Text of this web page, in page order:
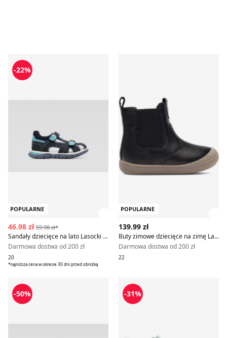
Sandały dziecięce na lato Lasocki Kids
POPULARNE
-22%
46.98 zł 59.98 zł*
Sandały dziecięce na lato Lasocki Kids
Darmowa dostwa od 200 zł
20
*najniższa cena w okresie 30 dni przed obniżką
POPULARNE
139.99 zł
Buty zimowe dziecięce na zimę Lasocki Kids
Darmowa dostwa od 200 zł
22
Lasocki Kids - Sandały dziecięce letnie
-50%
Sandały dziecięce na lato
-31%